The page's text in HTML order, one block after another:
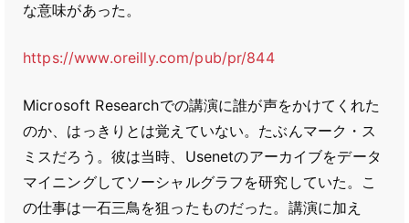
な意味があった。
https://www.oreilly.com/pub/pr/844
Microsoft Researchでの講演に誰が声をかけてくれた
のか、はっきりとは覚えていない。たぶんマーク・ス
ミスだろう。彼は当時、Usenetのアーカイブをデータ
マイニングしてソーシャルグラフを研究していた。こ
の仕事は一石三鳥を狙ったものだった。講演に加え